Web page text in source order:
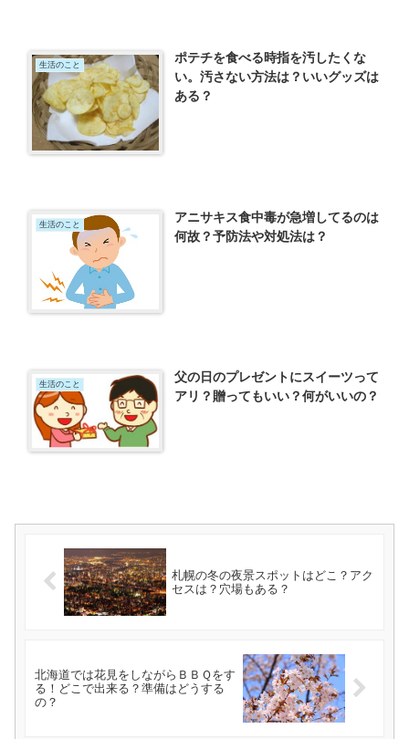
生活のこと
ポテチを食べる時指を汚したくな
い。汚さない方法は？いいグッズは
ある？
生活のこと
アニサキス食中毒が急増してるのは
何故？予防法や対処法は？
生活のこと
父の日のプレゼントにスイーツって
アリ？贈ってもいい？何がいいの？
札幌の冬の夜景スポットはどこ？アク
セスは？穴場もある？
北海道では花見をしながらＢＢＱをす
る！どこで出来る？準備はどうする
の？